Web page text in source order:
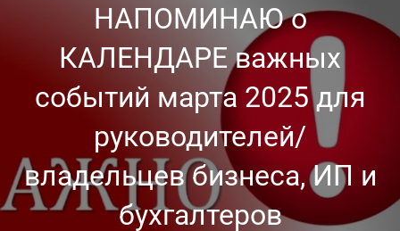
НАПОМИНАЮ о
КАЛЕНДАРЕ важных
событий марта 2025 для
руководителей/
владельцев бизнеса, ИП и
бухгалтеров